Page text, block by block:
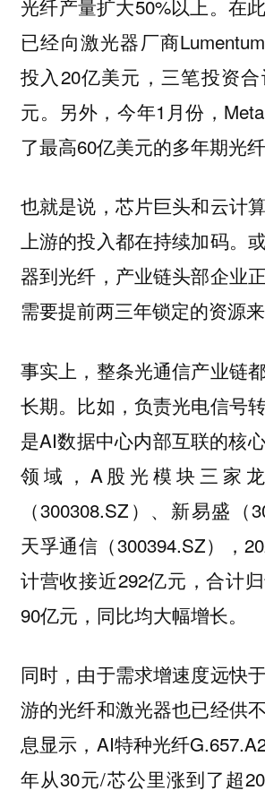
光纤产量扩大50%以上。在
已经向激光器厂商
投入20亿美元，三笔投资
元。另外，今年1月份，
了最高60亿美元的多年期光纤
也就是说，芯片巨头和云计
上游的投入都在持续加码。
器到光纤，产业链头部企业
需要提前两三年锁定的资源来
事实上，整条光通信产业链
长期。比如，负责光电信号
是AI数据中心内部互联的核
领域，A股光模块三家
（300308.SZ）、新易盛（
天孚通信（300394.SZ），
计营收接近292亿元，合计
90亿元，同比均大幅增长。
同时，由于需求增速度远快
游的光纤和激光器也已经供
息显示，AI特种光纤
年从30元/芯公里涨到了超